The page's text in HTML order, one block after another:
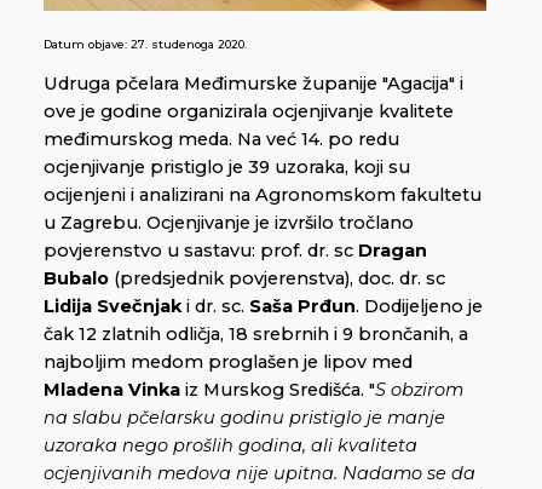
Datum objave: 27. studenoga 2020.
Udruga pčelara Međimurske županije "Agacija" i
ove je godine organizirala ocjenjivanje kvalitete
međimurskog meda. Na već 14. po redu
ocjenjivanje pristiglo je 39 uzoraka, koji su
ocijenjeni i analizirani na Agronomskom fakultetu
u Zagrebu. Ocjenjivanje je izvršilo tročlano
povjerenstvo u sastavu: prof. dr. sc Dragan
Bubalo (predsjednik povjerenstva), doc. dr. sc
Lidija Svečnjaki dr. sc. Saša Prđun. Dodijeljeno je
čak 12 zlatnih odličja, 18 srebrnih i 9 brončanih, a
najboljim medom proglašen je lipov med
Mladena Vinka iz Murskog Središća. "S obzirom
na slabu pčelarsku godinu pristiglo je manje
uzoraka nego prošlih godina, ali kvaliteta
ocjenjivanih medova nije upitna. Nadamo se da